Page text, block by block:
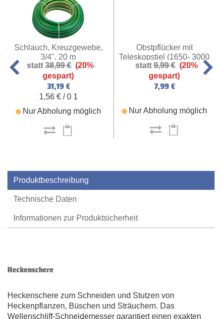
Schlauch, Kreuzgewebe,
3/4", 20 m
38,99 € (20%
gespart)
31,19 €
1,56 € / 0 1
Nur Abholung möglich
Obstpflücker mit
Teleskopstiel (1650- 3000
mm)
9,99 € (20%
gespart)
7,99 €
Nur Abholung möglich
Produktbeschreibung
Technische Daten
Informationen zur Produktsicherheit
Heckenschere
Heckenschere zum Schneiden und Stutzen von
Heckenpflanzen, Büschen und Sträuchern. Das
Wellenschliff-Schneidemesser garantiert einen exakten